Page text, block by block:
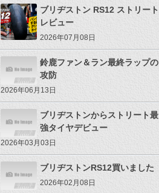
ブリヂストン RS12 ストリート
レビュー
2026年07月08日
鈴鹿ファン＆ラン最終ラップの
攻防
2026年06月13日
ブリヂストンからストリート最
強タイヤデビュー
2026年03月03日
ブリヂストンRS12買いました
2026年02月08日